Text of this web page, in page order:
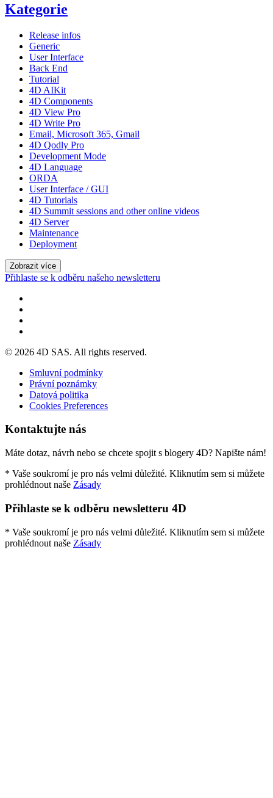
Kategorie
Release infos
Generic
User Interface
Back End
Tutorial
4D AIKit
4D Components
4D View Pro
4D Write Pro
Email, Microsoft 365, Gmail
4D Qodly Pro
Development Mode
4D Language
ORDA
User Interface / GUI
4D Tutorials
4D Summit sessions and other online videos
4D Server
Maintenance
Deployment
Zobrazit více
Přihlaste se k odběru našeho newsletteru
© 2026 4D SAS. All rights reserved.
Smluvní podmínky
Právní poznámky
Datová politika
Cookies Preferences
Kontaktujte nás
Máte dotaz, návrh nebo se chcete spojit s blogery 4D? Napište nám!
* Vaše soukromí je pro nás velmi důležité. Kliknutím sem si můžete
prohlédnout naše Zásady
Přihlaste se k odběru newsletteru 4D
* Vaše soukromí je pro nás velmi důležité. Kliknutím sem si můžete
prohlédnout naše Zásady